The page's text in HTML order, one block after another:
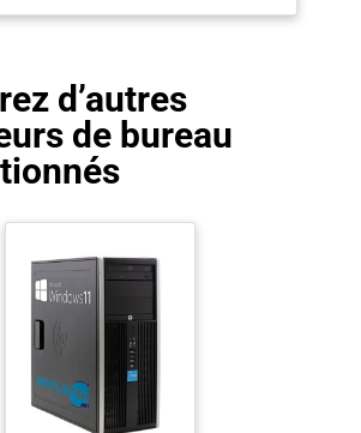
Windows 10
d’autres
de bureau